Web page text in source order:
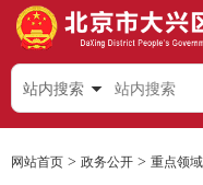
站内搜索
网站首页 > 政务公开 > 重点领